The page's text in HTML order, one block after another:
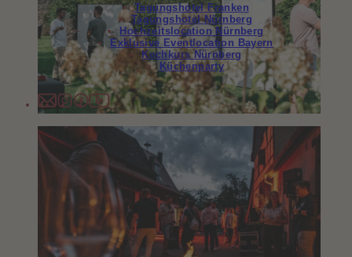
Tagungshotel Franken
Tagungshotel Nürnberg
Hochzeitslocation Nürnberg
Exklusive Eventlocation Bayern
Kochkurs Nürnberg
Küchenparty